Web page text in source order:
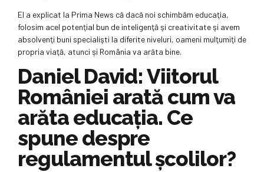
El a explicat la Prima News că dacă noi schimbăm educaţia,
folosim acel potenţial bun de inteligenţă şi creativitate şi avem
absolvenţi buni specialişti la diferite niveluri, oameni mulţumiţi de
propria viaţă, atunci şi România va arăta bine.
Daniel David: Viitorul
României arată cum va
arăta educaţia. Ce
spune despre
regulamentul școlilor?